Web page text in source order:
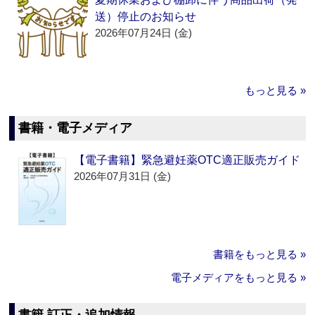
送）停止のお知らせ
2026年07月24日 (金)
もっと見る »
書籍・電子メディア
【電子書籍】緊急避妊薬OTC適正販売ガイド
2026年07月31日 (金)
書籍をもっと見る »
電子メディアをもっと見る »